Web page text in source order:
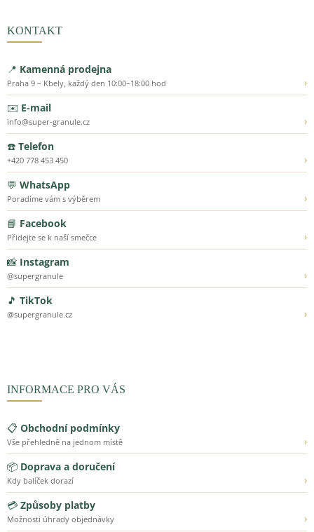
KONTAKT
📍 Kamenná prodejna
Praha 9 – Kbely, každý den 10:00–18:00 hod
›
✉️ E-mail
info@super-granule.cz
›
☎️ Telefon
+420 778 453 450
›
💬 WhatsApp
Poradíme vám s výběrem
›
📘 Facebook
Přidejte se k naší smečce
›
📸 Instagram
@supergranule
›
🎵 TikTok
@supergranule.cz ›
INFORMACE PRO VÁS
📋 Obchodní podmínky
Vše přehledně na jednom místě
›
📦 Doprava a doručení
Kdy balíček dorazí
›
💳 Způsoby platby
Možnosti úhrady objednávky
›